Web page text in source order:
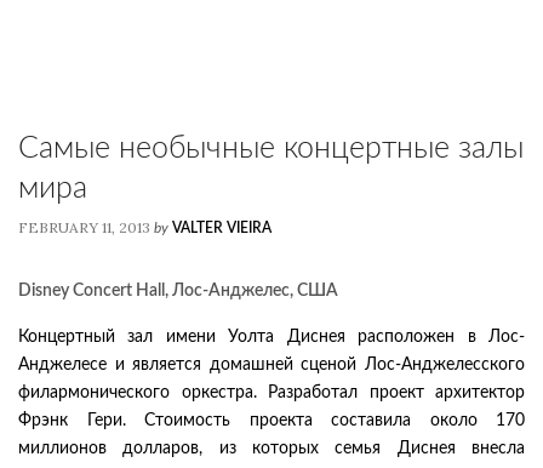
Самые необычные концертные залы
мира
FEBRUARY 11, 2013 by VALTER VIEIRA
Disney Concert Hall, Лос-Анджелес, США
Концертный зал имени Уолта Диснея расположен в Лос-
Анджелесе и является домашней сценой Лос-Анджелесского
филармонического оркестра. Разработал проект архитектор
Фрэнк Гери. Стоимость проекта составила около 170
миллионов долларов, из которых семья Диснея внесла